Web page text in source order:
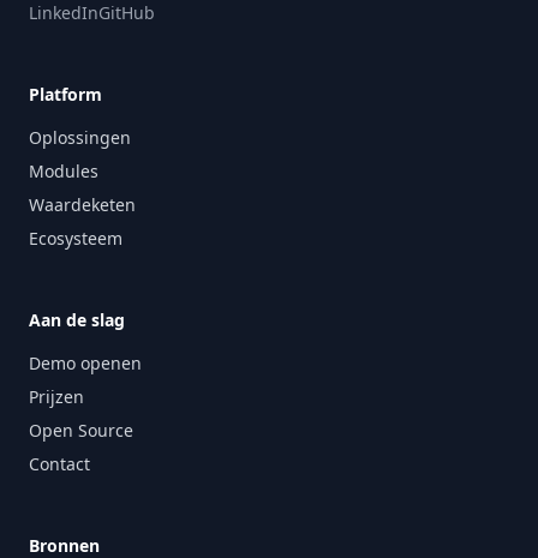
LinkedInGitHub
Platform
Oplossingen
Modules
Waardeketen
Ecosysteem
Aan de slag
Demo openen
Prijzen
Open Source
Contact
Bronnen